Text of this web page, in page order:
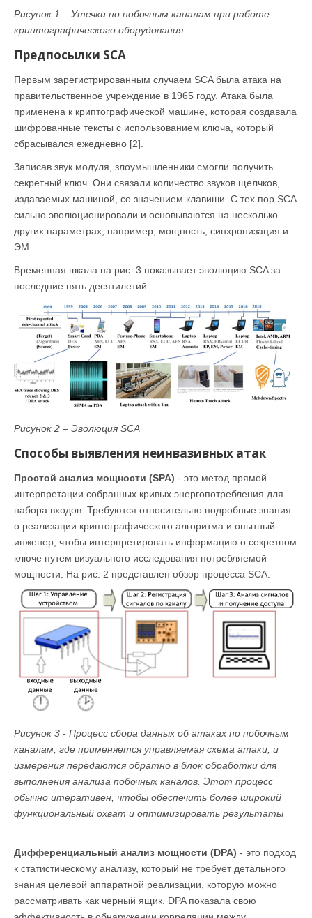
Рисунок 1 – Утечки по побочным каналам при работе
криптографического оборудования
Предпосылки SCA
Первым зарегистрированным случаем SCA была атака на
правительственное учреждение в 1965 году. Атака была
применена к криптографической машине, которая создавала
шифрованные тексты с использованием ключа, который
сбрасывался ежедневно [2].
Записав звук модуля, злоумышленники смогли получить
секретный ключ. Они связали количество звуков щелчков,
издаваемых машиной, со значением клавиши. С тех пор SCA
сильно эволюционировали и основываются на несколько
других параметрах, например, мощность, синхронизация и
ЭM.
Временная шкала на рис. 3 показывает эволюцию SCA за
последние пять десятилетий.
Рисунок 2 – Эволюция SCA
Способы выявления неинвазивных атак
Простой анализ мощности (SPA) - это метод прямой
интерпретации собранных кривых энергопотребления для
набора входов. Требуются относительно подробные знания
о реализации криптографического алгоритма и опытный
инженер, чтобы интерпретировать информацию о секретном
ключе путем визуального исследования потребляемой
мощности. На рис. 2 представлен обзор процесса SCA.
Рисунок 3 - Процесс сбора данных об атаках по побочным
каналам, где применяется управляемая схема атаки, и
измерения передаются обратно в блок обработки для
выполнения анализа побочных каналов. Этот процесс
обычно итеративен, чтобы обеспечить более широкий
функциональный охват и оптимизировать результаты
Дифференциальный анализ мощности (DPA) - это подход
к статистическому анализу, который не требует детального
знания целевой аппаратной реализации, которую можно
рассматривать как черный ящик. DPA показала свою